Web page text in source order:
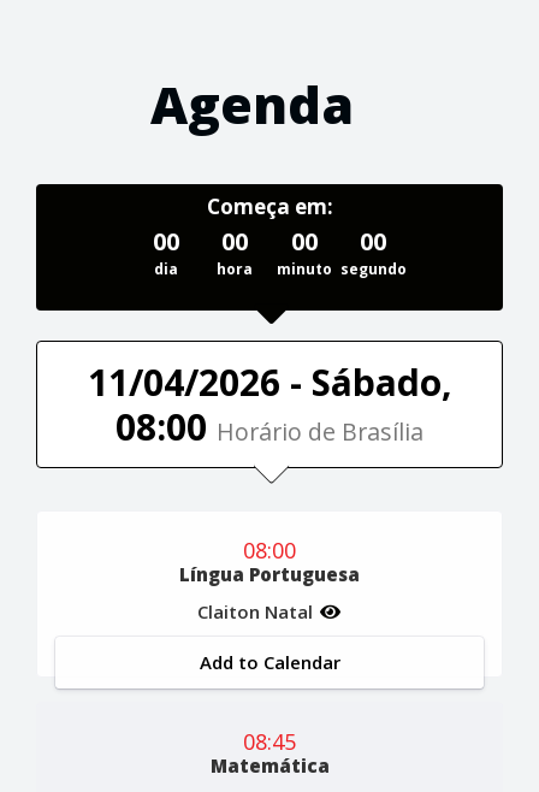
Agenda
Começa em:
00
dia
00
hora
00
minuto
00
segundo
11/04/2026 - Sábado,
08:00 Horário de Brasília
08:00
Língua Portuguesa
Claiton Natal
Add to Calendar
08:45
Matemática